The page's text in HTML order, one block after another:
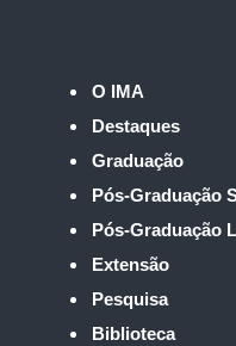
O IMA
Destaques
Graduação
Pós-Graduação
Pós-Graduação
Extensão
Pesquisa
Biblioteca